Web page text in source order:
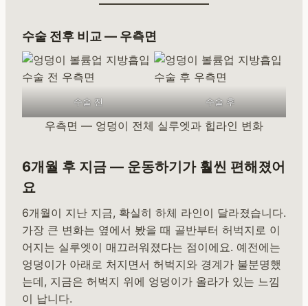
수술 전후 비교 — 우측면
수술 전 수술 후
우측면 — 엉덩이 전체 실루엣과 힙라인 변화
6개월 후 지금 — 운동하기가 훨씬 편해졌어
요
6개월이 지난 지금, 확실히 하체 라인이 달라졌습니다.
가장 큰 변화는 옆에서 봤을 때 골반부터 허벅지로 이
어지는 실루엣이 매끄러워졌다는 점이에요. 예전에는
엉덩이가 아래로 처지면서 허벅지와 경계가 불분명했
는데, 지금은 허벅지 위에 엉덩이가 올라가 있는 느낌
이 납니다.